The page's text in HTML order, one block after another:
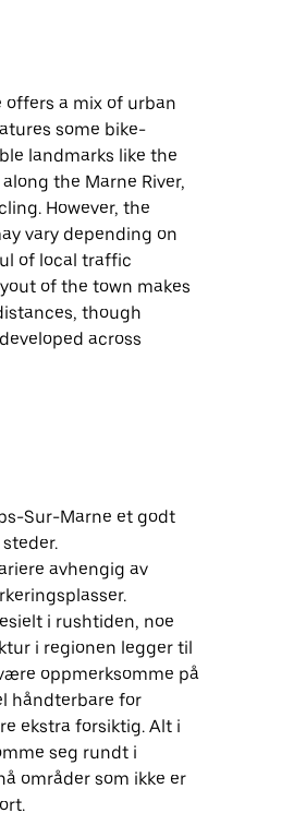
a mix of urban
some bike-
landmarks like the
the Marne River,
However, the
vary depending on
of local traffic
of the town makes
though
across
Sur-Marne et godt
avhengig av
i rushtiden, noe
i regionen legger til
oppmerksomme på
håndterbare for
ekstra forsiktig. Alt i
seg rundt i
områder som ikke er